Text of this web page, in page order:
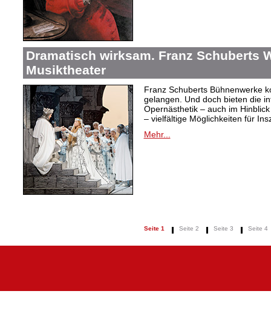
Dramatisch wirksam. Franz Schuberts
Musiktheater
Franz Schuberts Bühnenwerke
gelangen. Und doch bieten die
Opernästhetik – auch im
– vielfältige Möglichkeiten für
Mehr...
Seite 1 Seite 2 Seite 3 Seite 4